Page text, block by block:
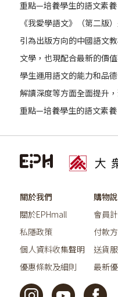
重點—培養學生的語文素養
《我愛學語文》（第二版
引為出版方向的中國語文
文學，也現配合最新的價
學生運用語文的能力和品
解讀深度等方面全面提升
重點—培養學生的語文素養
關於我們
關於EPHmall
私隱政策
個人資料收集聲明
優惠條款及細則
購物
會員
付款
送貨
最新